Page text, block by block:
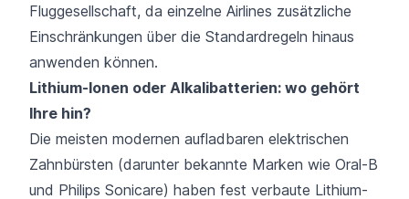
Fluggesellschaft, da einzelne Airlines zusätzliche
Einschränkungen über die Standardregeln hinaus
anwenden können.
Lithium-Ionen oder Alkalibatterien: wo gehört
Ihre hin?
Die meisten modernen aufladbaren elektrischen
Zahnbürsten (darunter bekannte Marken wie Oral-B
und Philips Sonicare) haben fest verbaute Lithium-